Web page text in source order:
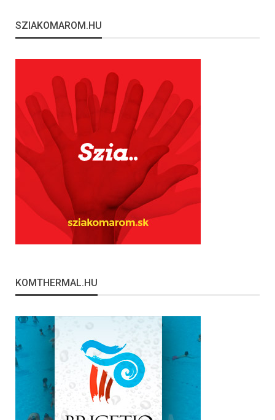
SZIAKOMAROM.HU
KOMTHERMAL.HU